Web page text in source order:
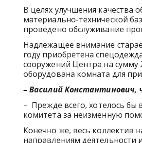
В целях улучшения качества
материально-технической
проведено обслуживание
Надлежащее внимание
году приобретена
сооружений Центра на сумму
оборудована комната для
– Василий Константинович,
– Прежде всего, хотелось бы
комитета за неизменную
Конечно же, весь коллектив
направлениям деятельности